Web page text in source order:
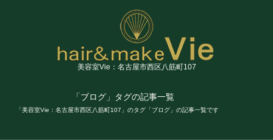
美容室Vie：名古屋市西区八筋町107
「ブログ」タグの記事一覧
「美容室Vie：名古屋市西区八筋町107」のタグ「ブログ」の記事一覧です